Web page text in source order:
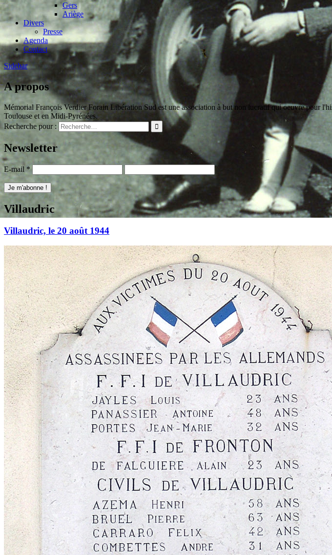
Gers
Ariège
Divers
Presse
Agenda
Contact
Sidebar
A propos
Mémorial François Verdier Forain Libération Sud est une association à but non lucratif qui oeuvre pour
Toulouse et en Midi-Pyrénées.
Recherche pour :
Newsletter
E-mail *
Villaudric
Villaudric, le 20 août 1944